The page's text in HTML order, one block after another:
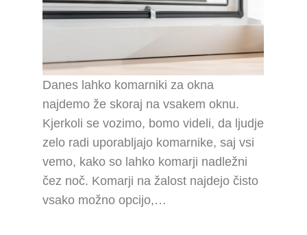
Danes lahko komarniki za okna
najdemo že skoraj na vsakem oknu.
Kjerkoli se vozimo, bomo videli, da ljudje
zelo radi uporabljajo komarnike, saj vsi
vemo, kako so lahko komarji nadležni
čez noč. Komarji na žalost najdejo čisto
vsako možno opcijo,…